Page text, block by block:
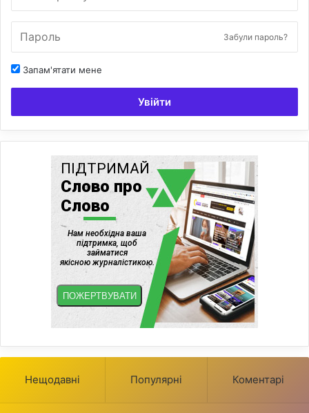
Забули пароль?
Запам'ятати мене
Увійти
Нещодавні Популярні Коментарі